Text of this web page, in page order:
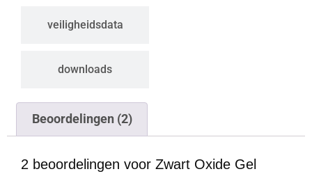
veiligheidsdata
downloads
Beoordelingen (2)
2 beoordelingen voor Zwart Oxide Gel